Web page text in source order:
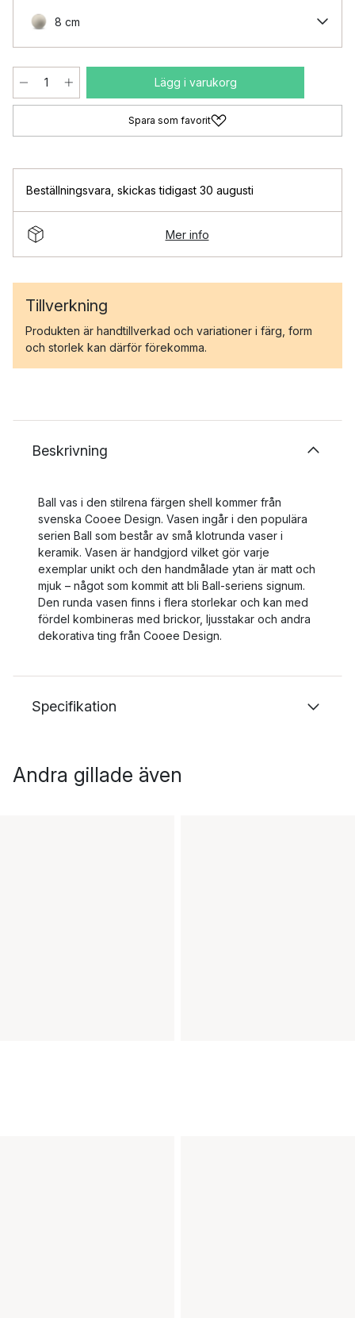
8 cm
Lägg i varukorg
Spara som favorit
Beställningsvara skickas tidigast 30 augusti
Mer info
Tillverkning
Produkten är handtillverkad och variationer i färg, form
och storlek kan därför förekomma.
Beskrivning
Ball vas i den stilrena färgen shell kommer från
svenska Cooee Design. Vasen ingår i den populära
serien Ball som består av små klotrunda vaser i
keramik. Vasen är handgjord vilket gör varje
exemplar unikt och den handmålade ytan är matt och
mjuk – något som kommit att bli Ball-seriens signum.
Den runda vasen finns i flera storlekar och kan med
fördel kombineras med brickor, ljusstakar och andra
dekorativa ting från Cooee Design.
Specifikation
Andra gillade även